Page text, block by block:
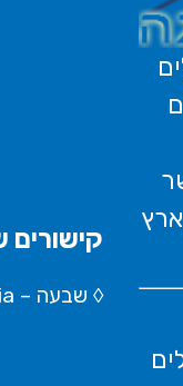
קישורים
◊ שבעה – Wikipedia